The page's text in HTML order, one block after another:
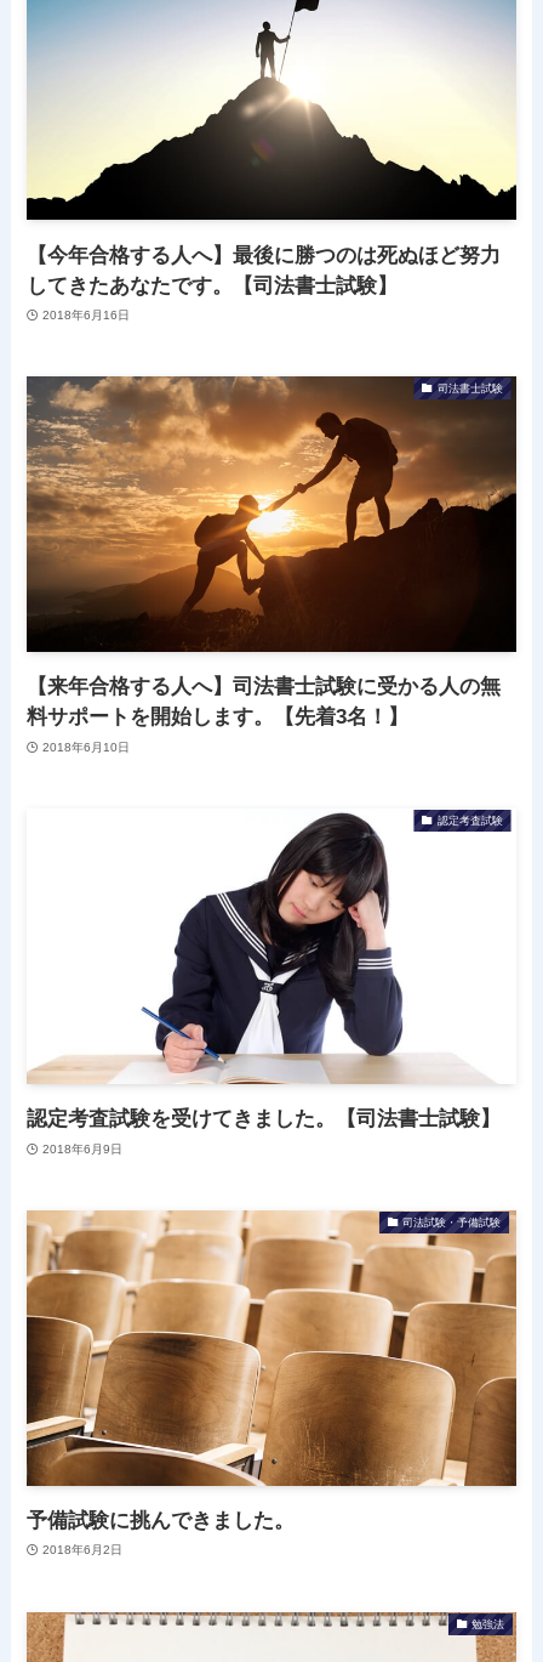
【今年合格する人へ】最後に勝つのは死ぬほど努力
してきたあなたです。【司法書士試験】
2018年6月16日
司法書士試験
【来年合格する人へ】司法書士試験に受かる人の無
料サポートを開始します。【先着3名！】
2018年6月10日
認定考査試験
認定考査試験を受けてきました。【司法書士試験】
2018年6月9日
司法試験・予備試験
予備試験に挑んできました。
2018年6月2日
勉強法